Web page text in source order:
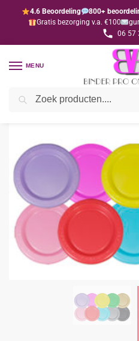
4.6 Beoordeling 800+
Gratis bezorging v.a. €100
06 57
MENU
Home Disposables / Disposables